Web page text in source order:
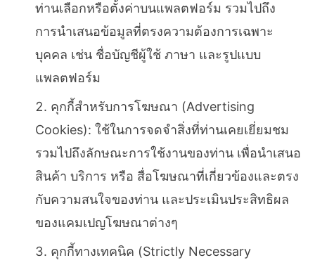
ท่านเลือกหรือตั้งค่าบนแพลตฟอร์ม รวมไปถึง
การนำเสนอข้อมูลที่ตรงความต้องการเฉพาะ
บุคคล เช่น ชื่อบัญชีผู้ใช้ ภาษา และรูปแบบ
แพลตฟอร์ม
คุกกี้สำหรับการโฆษณา (Advertising
Cookies): ใช้ในการจดจำสิ่งที่ท่านเคยเยี่ยมชม
รวมไปถึงลักษณะการใช้งานของท่าน เพื่อนำเสนอ
สินค้า บริการ หรือ สื่อโฆษณาที่เกี่ยวข้องและตรง
กับความสนใจของท่าน และประเมินประสิทธิผล
ของแคมเปญโฆษณาต่างๆ
คุกกี้ทางเทคนิค (Strictly Necessary